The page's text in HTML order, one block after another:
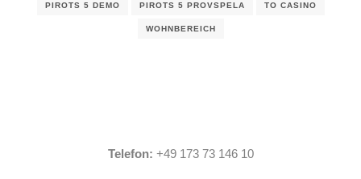
PIROTS 5 DEMO PIROTS 5 PROVSPELA TO CASINO
WOHNBEREICH
Telefon: +49 173 73 146 10